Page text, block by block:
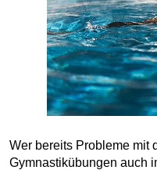
Wer bereits Probleme mit
Gymnastikübungen auch